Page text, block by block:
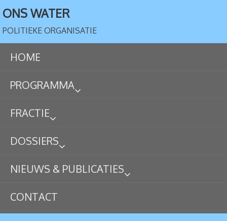
ONS WATER
POLITIEKE ORGANISATIE
HOME
PROGRAMMA
FRACTIE
DOSSIERS
NIEUWS & PUBLICATIES
CONTACT